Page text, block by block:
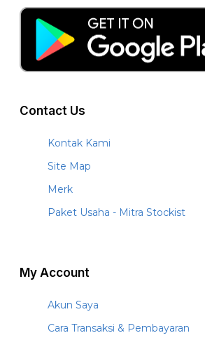
Contact Us
Kontak Kami
Site Map
Merk
Paket Usaha - Mitra Stockist
My Account
Akun Saya
Cara Transaksi & Pembayaran